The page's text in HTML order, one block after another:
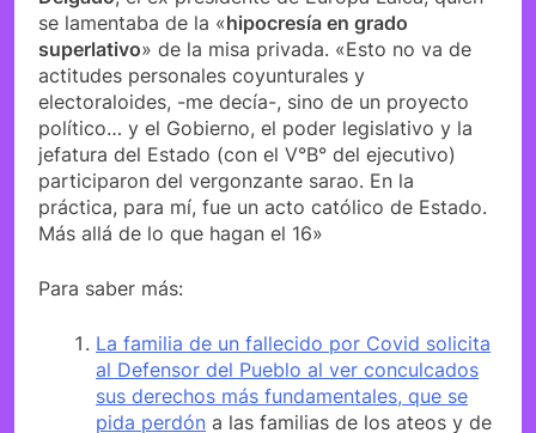
se lamentaba de la «hipocresía en grado
superlativo» de la misa privada. «Esto no va de
actitudes personales coyunturales y
electoraloides, -me decía-, sino de un proyecto
político… y el Gobierno, el poder legislativo y la
jefatura del Estado (con el V°B° del ejecutivo)
participaron del vergonzante sarao. En la
práctica, para mí, fue un acto católico de Estado.
Más allá de lo que hagan el 16»
Para saber más:
La familia de un fallecido por Covid solicita
al Defensor del Pueblo al ver conculcados
sus derechos más fundamentales, que se
pida perdón a las familias de los ateos y de